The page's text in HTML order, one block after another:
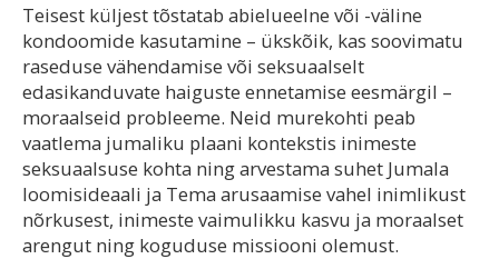
Teisest küljest tõstatab abielueelne või -väline
kondoomide kasutamine – ükskõik, kas soovimatu
raseduse vähendamise või seksuaalselt
edasikanduvate haiguste ennetamise eesmärgil –
moraalseid probleeme. Neid murekohti peab
vaatlema jumaliku plaani kontekstis inimeste
seksuaalsuse kohta ning arvestama suhet Jumala
loomisideaali ja Tema arusaamise vahel inimlikust
nõrkusest, inimeste vaimulikku kasvu ja moraalset
arengut ning koguduse missiooni olemust.